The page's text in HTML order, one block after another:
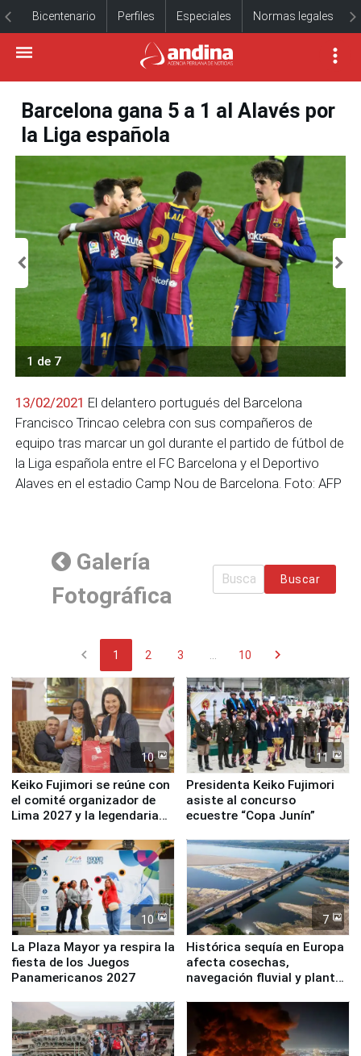
Bicentenario Perfiles Especiales Normas legales
Barcelona gana 5 a 1 al Alavés por
la Liga española
1 de 7
13/02/2021 El delantero portugués del Barcelona
Francisco Trincao celebra con sus compañeros de
equipo tras marcar un gol durante el partido de fútbol de
la Liga española entre el FC Barcelona y el Deportivo
Alaves en el estadio Camp Nou de Barcelona. Foto: AFP
Galería
Fotográfica
Buscar
chevron_left 1 2 3 10 chevron_right
10
Keiko Fujimori se reúne con
el comité organizador de
Lima 2027 y la legendaria
11
Presidenta Keiko Fujimori
asiste al concurso
ecuestre “Copa Junín”
10
La Plaza Mayor ya respira la
fiesta de los Juegos
Panamericanos 2027
7
Histórica sequía en Europa
afecta cosechas,
navegación fluvial y plantas